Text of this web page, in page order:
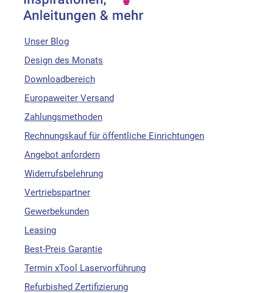
Unser Blog
Design des Monats
Downloadbereich
Europaweiter Versand
Zahlungsmethoden
Rechnungskauf für öffentliche Einrichtungen
Angebot anfordern
Widerrufsbelehrung
Vertriebspartner
Gewerbekunden
Leasing
Best-Preis Garantie
Termin xTool Laservorführung
Refurbished Zertifizierung